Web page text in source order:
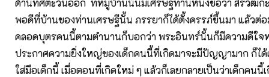
ด้านทิศตะวันออก ที่หมู่บ้านนั้นมีเศรษฐีท่านหนึ่งชื่อว่า สิริวัฒก
พอดีที่บ้านของท่านเศรษฐีนั้น ภรรยาก็ได้ตั้งครรภ์ขึ้นมา แล้วต่
คลอดบุตรคนนี้ตามตำนานก็บอกว่า พระอินทร์นั้นก็มีความดีใจ
ประกาศความยิ่งใหญ่ของเด็กคนนี้ที่เกิดมาจะมีปัญญามาก ก็ได้
ใส่มือเด็กนี้ เมื่อตอนที่เกิดใหม่ ๆ แล้วก็เลยกลายเป็นว่าเด็กคนนี้